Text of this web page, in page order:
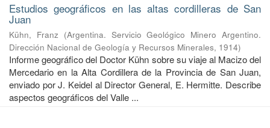
Estudios geográficos en las altas cordilleras de San
Juan
Kühn, Franz (Argentina. Servicio Geológico Minero Argentino.
Dirección Nacional de Geología y Recursos Minerales, 1914)
Informe geográfico del Doctor Kühn sobre su viaje al Macizo del
Mercedario en la Alta Cordillera de la Provincia de San Juan,
enviado por J. Keidel al Director General, E. Hermitte. Describe
aspectos geográficos del Valle ...